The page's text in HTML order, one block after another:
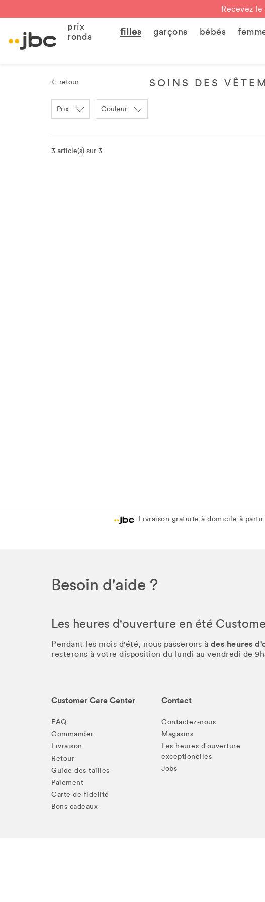
Recevez le
prix
ronds
filles garçons bébés
retour SOINS DES
Prix Couleur
3 article(s) sur 3
Livraison gratuite à domicile à
Besoin d'aide ?
Les heures d'ouverture en été
Pendant les mois d'été, nous passerons à des heures
resterons à votre disposition du lundi au vendredi de
Customer Care Center
FAQ
Commander
Livraison
Retour
Guide des tailles
Paiement
Carte de fidelité
Bons cadeaux
Contact
Contactez-nous
Magasins
Les heures d'ouverture
exceptionelles
Jobs